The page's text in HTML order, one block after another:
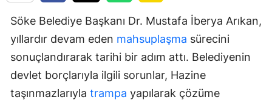
Söke Belediye Başkanı Dr. Mustafa İberya Arıkan,
yıllardır devam eden mahsuplaşma sürecini
sonuçlandırarak tarihi bir adım attı. Belediyenin
devlet borçlarıyla ilgili sorunlar, Hazine
taşınmazlarıyla trampa yapılarak çözüme